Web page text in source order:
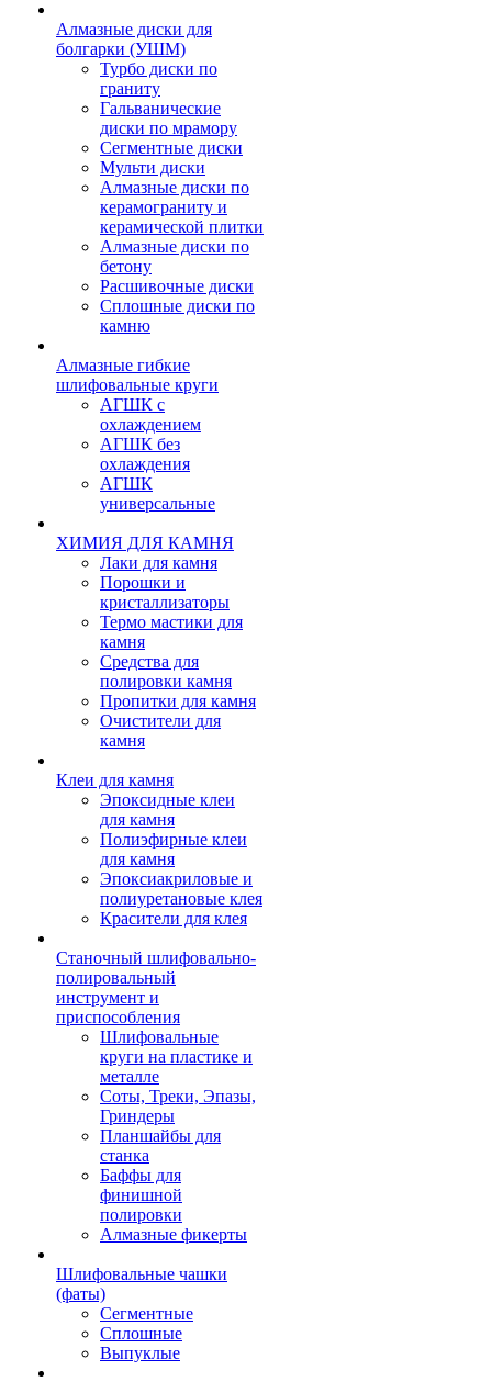
Алмазные диски для
болгарки (УШМ)
Турбо диски по
граниту
Гальванические
диски по мрамору
Сегментные диски
Мульти диски
Алмазные диски по
керамограниту и
керамической плитки
Алмазные диски по
бетону
Расшивочные диски
Сплошные диски по
камню
Алмазные гибкие
шлифовальные круги
АГШК с
охлаждением
АГШК без
охлаждения
АГШК
универсальные
ХИМИЯ ДЛЯ КАМНЯ
Лаки для камня
Порошки и
кристаллизаторы
Термо мастики для
камня
Средства для
полировки камня
Пропитки для камня
Очистители для
камня
Клеи для камня
Эпоксидные клеи
для камня
Полиэфирные клеи
для камня
Эпоксиакриловые и
полиуретановые клея
Красители для клея
Станочный шлифовально-
полировальный
инструмент и
приспособления
Шлифовальные
круги на пластике и
металле
Соты, Треки, Эпазы,
Гриндеры
Планшайбы для
станка
Баффы для
финишной
полировки
Алмазные фикерты
Шлифовальные чашки
(фаты)
Сегментные
Сплошные
Выпуклые